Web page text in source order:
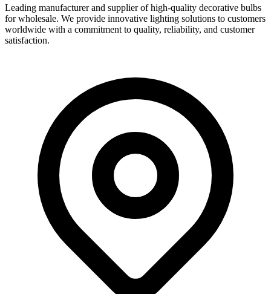
Leading manufacturer and supplier of high-quality decorative bulbs
for wholesale. We provide innovative lighting solutions to customers
worldwide with a commitment to quality, reliability, and customer
satisfaction.